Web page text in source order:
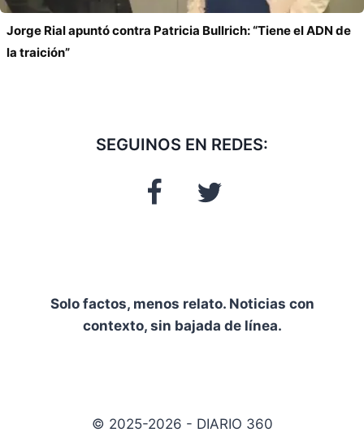
Jorge Rial apuntó contra Patricia Bullrich: “Tiene el ADN de
la traición”
SEGUINOS EN REDES:
Solo factos, menos relato. Noticias con
contexto, sin bajada de línea.
© 2025-2026 - DIARIO 360